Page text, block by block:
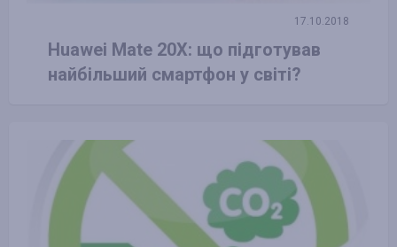
17.10.2018
Huawei Mate 20X: що підготував
найбільший смартфон у світі?